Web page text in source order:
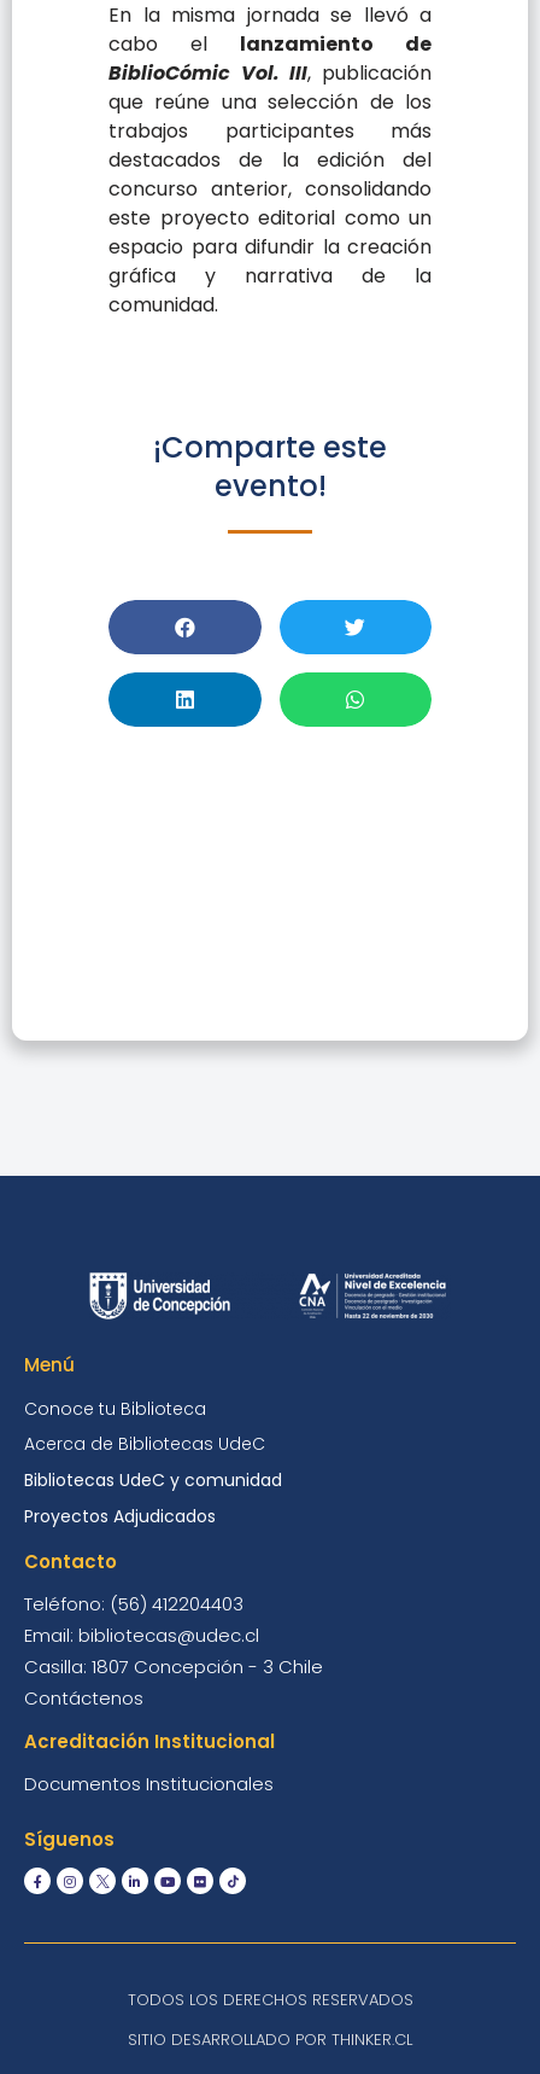
En la misma jornada se llevó a
cabo el lanzamiento de
BiblioCómic Vol. III, publicación
que reúne una selección de los
trabajos participantes más
destacados de la edición del
concurso anterior, consolidando
este proyecto editorial como un
espacio para difundir la creación
gráfica y narrativa de la
comunidad.
¡Comparte este
evento!
Menú
Conoce tu Biblioteca
Acerca de Bibliotecas UdeC
Bibliotecas UdeC y comunidad
Proyectos Adjudicados
Contacto
Teléfono: (56) 412204403
Email: bibliotecas@udec.cl
Casilla: 1807 Concepción - 3 Chile
Contáctenos
Acreditación Institucional
Documentos Institucionales
Síguenos
TODOS LOS DERECHOS RESERVADOS
SITIO DESARROLLADO POR THINKER.CL